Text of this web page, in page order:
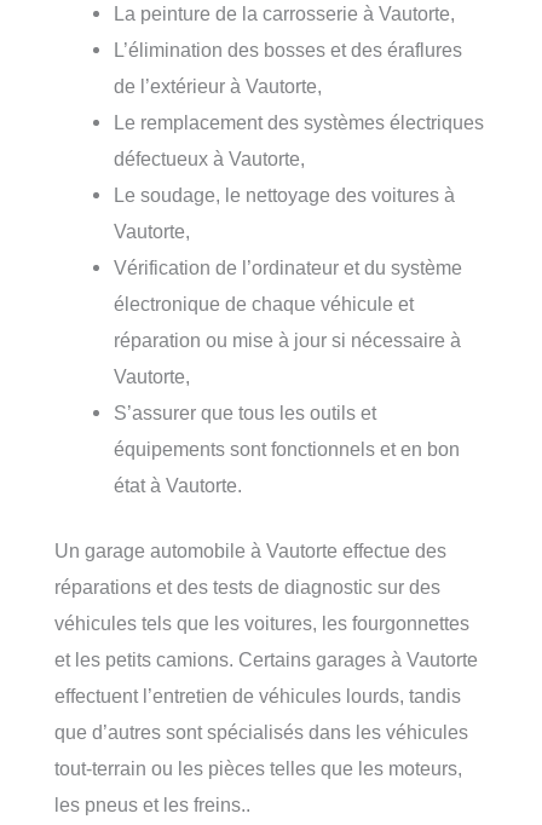
La peinture de la carrosserie à Vautorte,
L’élimination des bosses et des éraflures
de l’extérieur à Vautorte,
Le remplacement des systèmes électriques
défectueux à Vautorte,
Le soudage, le nettoyage des voitures à
Vautorte,
Vérification de l’ordinateur et du système
électronique de chaque véhicule et
réparation ou mise à jour si nécessaire à
Vautorte,
S’assurer que tous les outils et
équipements sont fonctionnels et en bon
état à Vautorte.
Un garage automobile à Vautorte effectue des
réparations et des tests de diagnostic sur des
véhicules tels que les voitures, les fourgonnettes
et les petits camions. Certains garages à Vautorte
effectuent l’entretien de véhicules lourds, tandis
que d’autres sont spécialisés dans les véhicules
tout-terrain ou les pièces telles que les moteurs,
les pneus et les freins..